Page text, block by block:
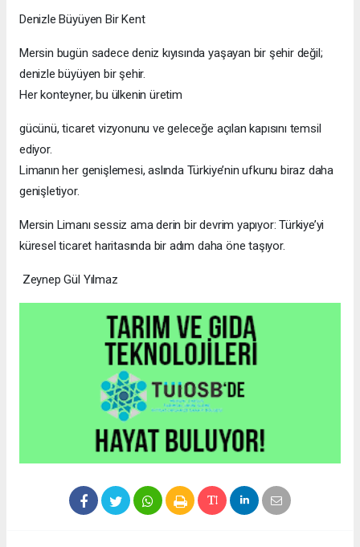
Denizle Büyüyen Bir Kent
Mersin bugün sadece deniz kıyısında yaşayan bir şehir değil;
denizle büyüyen bir şehir.
Her konteyner, bu ülkenin üretim
gücünü, ticaret vizyonunu ve geleceğe açılan kapısını temsil
ediyor.
Limanın her genişlemesi, aslında Türkiye’nin ufkunu biraz daha
genişletiyor.
Mersin Limanı sessiz ama derin bir devrim yapıyor: Türkiye’yi
küresel ticaret haritasında bir adım daha öne taşıyor.
Zeynep Gül Yılmaz